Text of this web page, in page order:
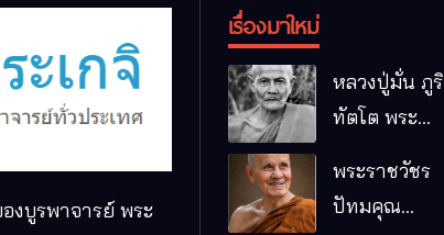
งบูรพาจารย์ พระ
เรื่องมาใหม่
หลวงปู่มั่น ภูริ
ทัตโต พระ
พระกรรมฐาน
พระราชวัชร
ปัทมคุณ